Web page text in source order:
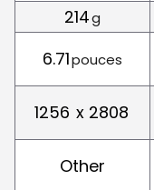
214g
6.71pouces
1256 x 2808
Other